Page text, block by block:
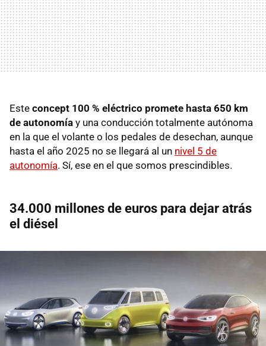
Este concept 100 % eléctrico promete hasta 650 km
de autonomía y una conducción totalmente autónoma
en la que el volante o los pedales de desechan, aunque
hasta el año 2025 no se llegará al un nivel 5 de
autonomía. Sí, ese en el que somos prescindibles.
34.000 millones de euros para dejar atrás
el diésel